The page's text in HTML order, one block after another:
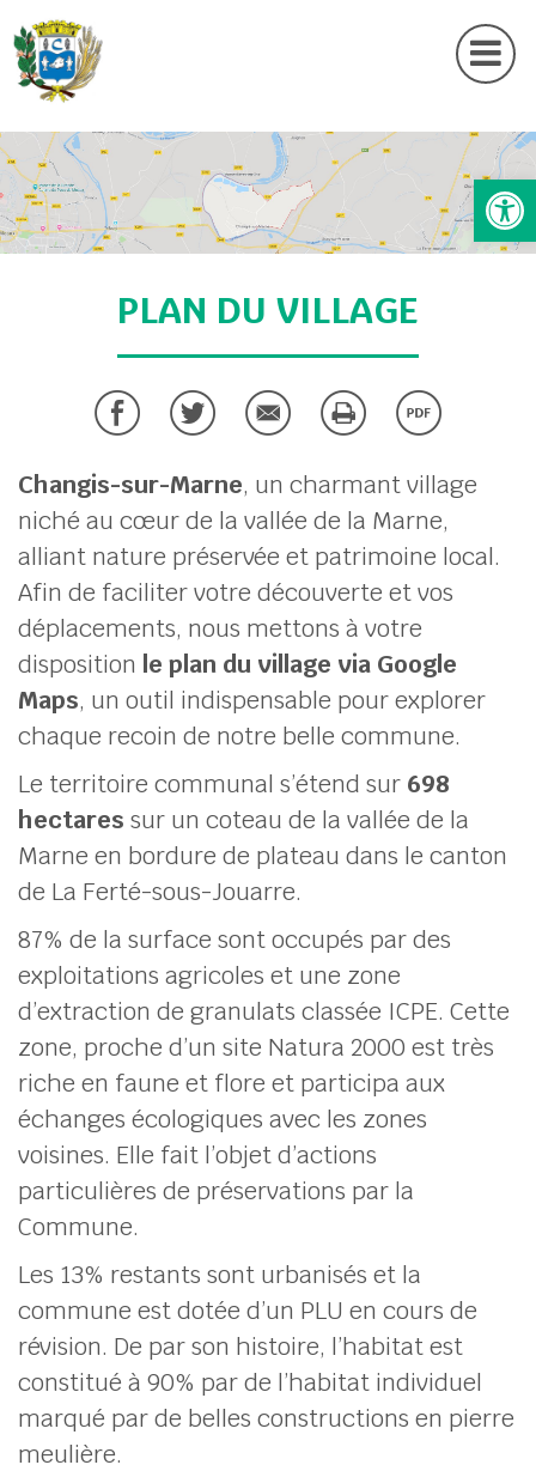
( MA MAIRIE )
( MES SERVICES )
( MA COMMUNE )
ActuContactez nous
PLAN DU VILLAGE
Changis-sur-Marne, un charmant village
niché au cœur de la vallée de la Marne,
alliant nature préservée et patrimoine local.
Afin de faciliter votre découverte et vos
déplacements, nous mettons à votre
disposition le plan du village via Google
Maps, un outil indispensable pour explorer
chaque recoin de notre belle commune.
Le territoire communal s’étend sur 698
hectares sur un coteau de la vallée de la
Marne en bordure de plateau dans le canton
de La Ferté-sous-Jouarre.
87% de la surface sont occupés par des
exploitations agricoles et une zone
d’extraction de granulats classée ICPE. Cette
zone, proche d’un site Natura 2000 est très
riche en faune et flore et participa aux
échanges écologiques avec les zones
voisines. Elle fait l’objet d’actions
particulières de préservations par la
Commune.
Les 13% restants sont urbanisés et la
commune est dotée d’un PLU en cours de
révision. De par son histoire, l’habitat est
constitué à 90% par de l’habitat individuel
marqué par de belles constructions en pierre
meulière.